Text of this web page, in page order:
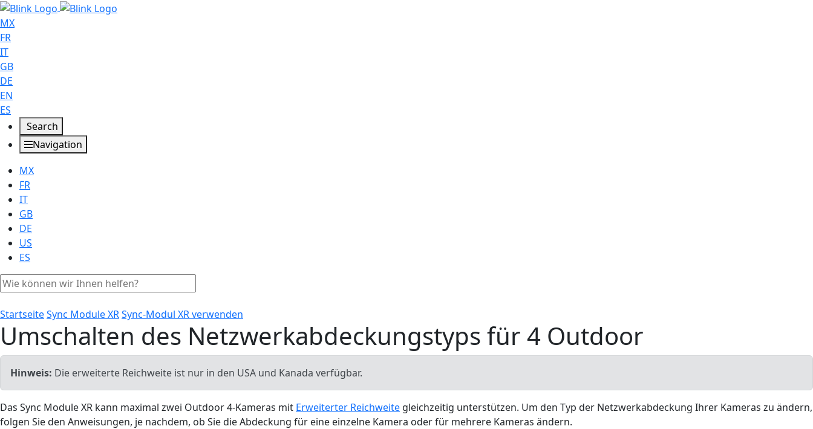
MX
FR
IT
GB
DE
EN
ES
Search
Navigation
MX
FR
IT
GB
DE
US
ES
StartseiteSync Module XRSync-Modul XR verwenden
Umschalten des Netzwerkabdeckungstyps für 4 Outdoor
Hinweis: Die erweiterte Reichweite ist nur in den USA und Kanada verfügbar.
Das Sync Module XR kann maximal zwei Outdoor 4-Kameras mit Erweiterter Reichweite gleichzeitig unterstützen. Um den Typ der Netzwerkabdeckung Ihrer Kameras zu ändern,
folgen Sie den Anweisungen, je nachdem, ob Sie die Abdeckung für eine einzelne Kamera oder für mehrere Kameras ändern.